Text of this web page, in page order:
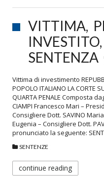
VITTIMA,
SENTENZA
Vittima di investimento
POPOLO ITALIANO LA CORTE
QUARTA PENALE Composta
CIAMPI Francesco Mari –
Consigliere Dott. SAVINO
Eugenia – Consigliere Dott.
pronunciato la seguente:
SENTENZE
continue reading